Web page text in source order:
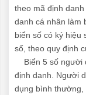
theo mã định
danh cá nhân làm
biển số có ký hiệu
số, theo quy định
Biển 5 số người
định danh. Người
dụng bình thường,